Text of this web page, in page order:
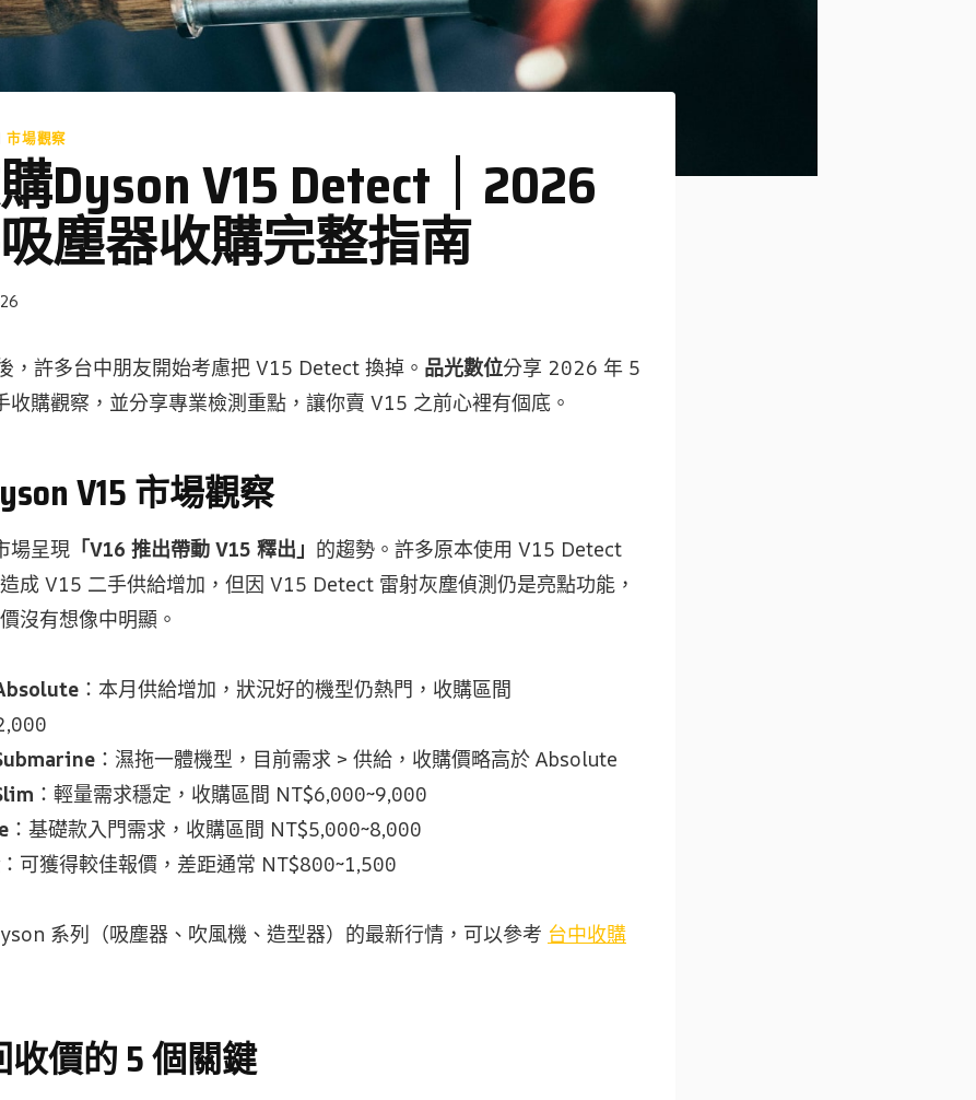
市場觀察
Dyson V15 Detect｜2026
塵器收購完整指南
，許多台中朋友開始考慮把 V15 Detect 換掉。 品光數位分享 2026 年 5
收購觀察，並分享專業檢測重點，讓你賣 V15 之前心裡有個底。
V15 市場觀察
場呈現 「V16 推出帶動 V15 釋出」 的趨勢。許多原本使用 V15 Detect
成 V15 二手供給增加，但因 V15 Detect 雷射灰塵偵測仍是亮點功能，
沒有想像中明顯。
：本月供給增加，狀況好的機型仍熱門，收購區間
：濕拖一體機型，目前需求 > 供給，收購價略高於 Absolute
：輕量需求穩定，收購區間 NT$6,000~9,000
：基礎款入門需求，收購區間 NT$5,000~8,000
：可獲得較佳報價，差距通常 NT$800~1,500
系列（吸塵器、吹風機、造型器）的最新行情，可以參考 台中收購
收價的 5 個關鍵